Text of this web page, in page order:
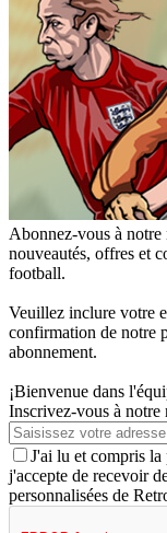
Abonnez-vous à
nouveautés, offres et
football.
Veuillez inclure votre
confirmation de notre
abonnement.
¡Bienvenue dans
Inscrivez-vous à notre
J'ai lu et compris
j'accepte de recevoir
personnalisées de